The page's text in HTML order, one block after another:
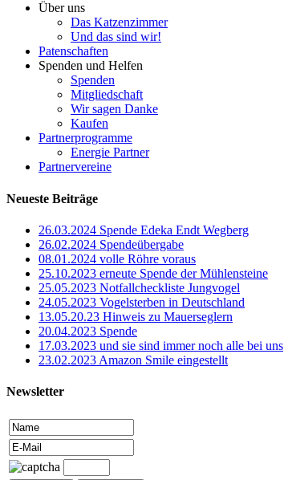
Über uns
Das Katzenzimmer
Und das sind wir!
Patenschaften
Spenden und Helfen
Spenden
Mitgliedschaft
Wir sagen Danke
Kaufen
Partnerprogramme
Energie Partner
Partnervereine
Neueste Beiträge
26.03.2024 Spende Edeka Endt Wegberg
26.02.2024 Spendeübergabe
08.01.2024 volle Röhre voraus
25.10.2023 erneute Spende der Mühlensteine
25.05.2023 Notfallcheckliste Jungvogel
24.05.2023 Vogelsterben in Deutschland
13.05.20.23 Hinweis zu Mauerseglern
20.04.2023 Spende
17.03.2023 und sie sind immer noch alle bei uns
23.02.2023 Amazon Smile eingestellt
Newsletter